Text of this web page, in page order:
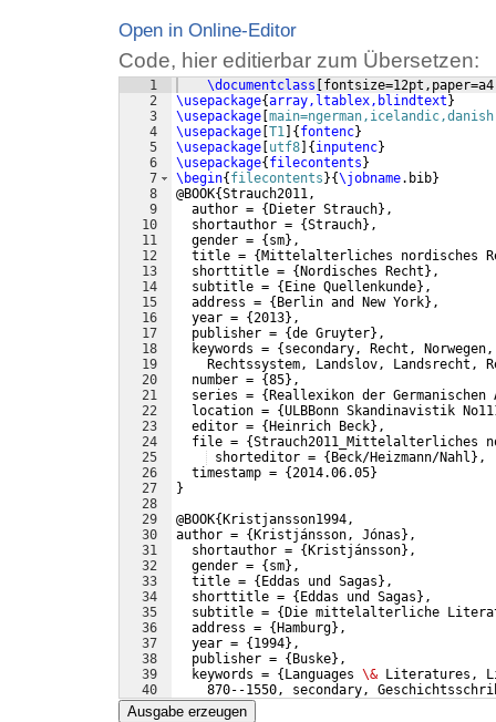
Open in Online-Editor
Code, hier editierbar zum Übersetzen:
1
2
3
4
5
6
7
8
9
10
11
12
13
14
15
16
17
18
19
20
21
22
23
24
25
26
27
28
29
30
31
32
33
34
35
36
37
38
39
40
41
\documentclass
\usepackage{array,ltablex,blindtext }
\usepackage main=ngerman,icelandic,danish
\usepackage T1 { fontenc}
\usepackage utf8 { inputenc}
\usepackage{ filecontents }
\begin{ filecontents }{\jobname.bib}
@BOOK{Strauch2011,
  author =
{ Dieter Strauch} ,
  shortauthor =
{Strauch} ,
  gender =
{ sm} ,
  title =
{ Mittelalterliches nordisches
  shorttitle =
{ Nordisches Recht } ,
  subtitle =
{ Eine Quellenkunde} ,
  address =
{ Berlin and New York} ,
  year =
{2013} ,
  publisher =
{de Gruyter} ,
  keywords =
{ secondary, Recht,
Rechtssystem, Landslov, Landsrecht,
  number =
{85} ,
  series =
{ Reallexikon der Germanischen
  location =
{ULBBonn Skandinavistik
  editor =
{ Heinrich Beck} ,
  file =
{Strauch2011_Mittelalterliches
shorteditor = { Beck/Heizmann/Nahl } ,
  timestamp =
{2014.06.05}
}
@BOOK{ Kristjansson1994,
author = { Kristjánsson, Jónas } ,
  shortauthor =
{ Kristjánsson} ,
  gender =
{ sm} ,
  title =
{ Eddas und Sagas } ,
  shorttitle =
{ Eddas und Sagas } ,
  subtitle =
{ Die mittelalterliche
  address =
{ Hamburg} ,
  year =
{ 1994} ,
  publisher =
{ Buske} ,
  keywords =
{ Languages \& Literatures,
870--1550, secondary,
    Gedichte, Dichtung
Ausgabe erzeugen